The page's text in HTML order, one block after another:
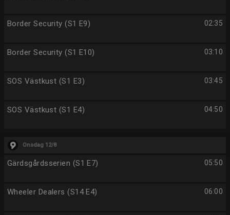
02:35
Border Security (S1 E9)
03:10
Border Security (S1 E10)
03:45
SOS Västkust (S1 E3)
04:50
SOS Västkust (S1 E4)
Onsdag 12/8
05:50
Gärdsgårdsserien (S1 E7)
06:00
Wheeler Dealers (S14 E4)